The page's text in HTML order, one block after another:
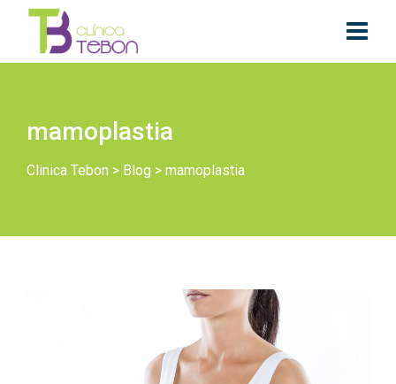
mamoplastia
Clinica Tebon > Blog > mamoplastia